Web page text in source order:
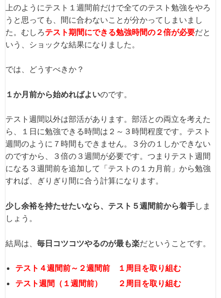
上のようにテスト１週間前だけで全てのテスト勉強をやろ
うと思っても、間に合わないことが分かってしまいまし
た。むしろテスト期間にできる勉強時間の２倍が必要だと
いう、ショックな結果になりました。
では、どうすべきか？
１か月前から始めればよいのです。
テスト週間以外は部活があります。部活との両立を考えた
ら、１日に勉強できる時間は２～３時間程度です。テスト
週間のように７時間もできません。３分の１しかできない
のですから、３倍の３週間が必要です。つまりテスト週間
になる３週間前を追加して「テストの１カ月前」から勉強
すれば、ぎりぎり間に合う計算になります。
少し余裕を持たせたいなら、テスト５週間前から着手しま
しょう。
結局は、 毎日コツコツやるのが最も楽だということです。
テスト４週間前～２週間前 １周目を取り組む
テスト週間（１週間前） ２周目を取り組む